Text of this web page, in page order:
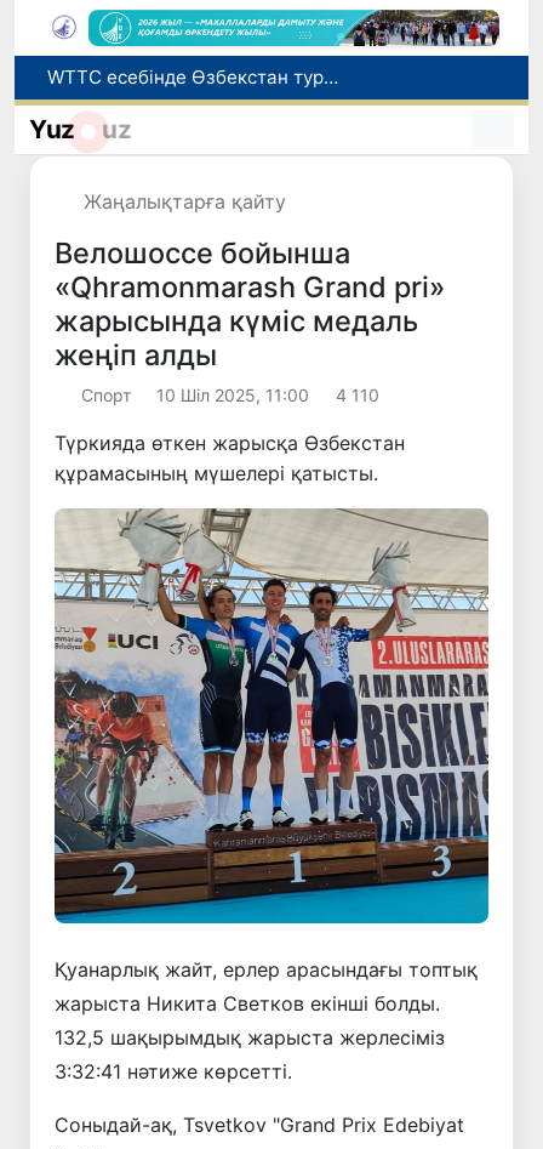
Мүмкіндігі шектеулі талапкерлерге қабылдау емтихандарында қосымша уақыт беріледі
Беларусьтен Өзбекстанға екінші тікелей жүк пойызы жөнелтілді
Yuz uz
Жаңалықтарға қайту
Велошоссе бойынша
«Qhramonmarash Grand pri»
жарысында күміс медаль
жеңіп алды
Спорт 10 Шіл 2025, 11:00 4 110
Түркияда өткен жарысқа Өзбекстан
құрамасының мүшелері қатысты.
Қуанарлық жайт, ерлер арасындағы топтық
жарыста Никита Светков екінші болды.
132,5 шақырымдық жарыста жерлесіміз
3:32:41 нәтиже көрсетті.
Соныдай-ақ, Tsvetkov "Grand Prix Edebiyat